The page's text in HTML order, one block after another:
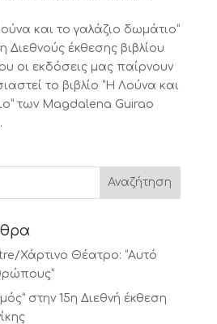
και το γαλάζιο δωμάτιο”
Διεθνούς έκθεσης βιβλίου
οι εκδόσεις μας παίρνουν
το βιβλίο “Η Λούνα και
των Magdalena Guirao
Χάρτινο Θέατρο: “Αυτό
στην 15η Διεθνή έκθεση